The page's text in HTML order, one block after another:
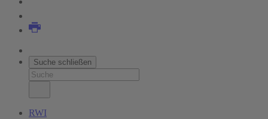
Suche schließen
RWI